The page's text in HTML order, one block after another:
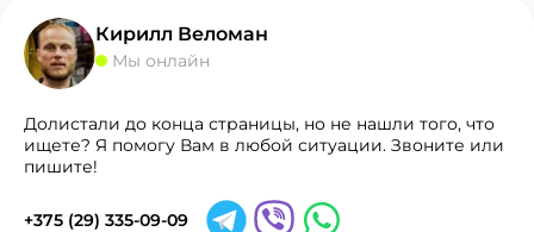
Кирилл Веломан
Мы онлайн
Долистали до конца страницы, но не нашли того, что
ищете? Я помогу Вам в любой ситуации. Звоните или
пишите!
+375 (29) 335-09-09